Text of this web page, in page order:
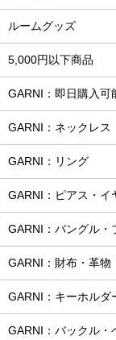
ルームグッズ
5,000円以下商品
GARNI：即日購入可
GARNI：ネックレス
GARNI：リング
GARNI：ピアス・イ
GARNI：バングル・
GARNI：財布・革物
GARNI：キーホルダ
GARNI：バックル・